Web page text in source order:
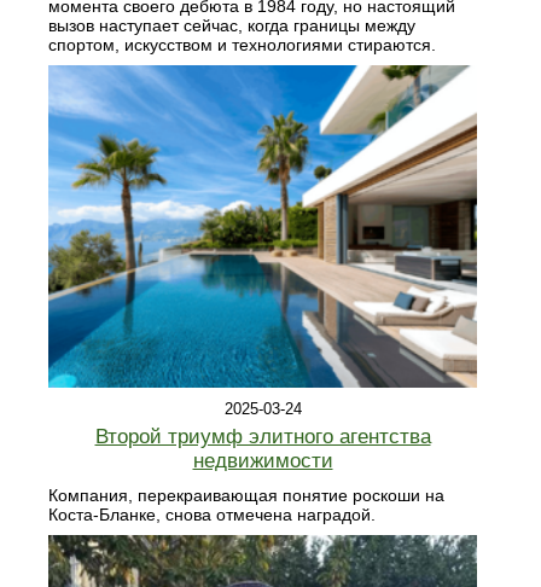
момента своего дебюта в 1984 году, но настоящий
вызов наступает сейчас, когда границы между
спортом, искусством и технологиями стираются.
2025-03-24
Второй триумф элитного агентства
недвижимости
Компания, перекраивающая понятие роскоши на
Коста-Бланке, снова отмечена наградой.